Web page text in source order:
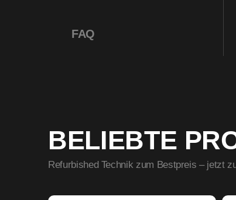
FAQ
BELIEBTE
Refurbished Technik zum Bestpreis – jetzt